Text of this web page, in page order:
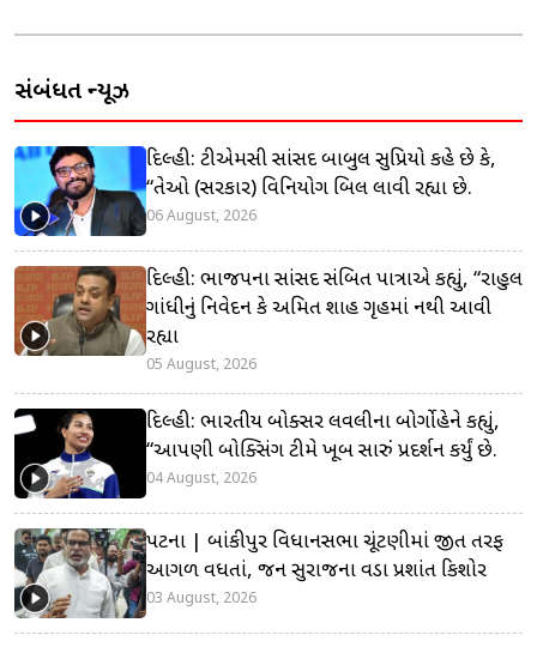
સંબંધિત ન્યૂઝ
દિલ્હી: ટીએમસી સાંસદ બાબુલ સુપ્રિયો કહે છે કે,
“તેઓ (સરકાર) વિનિયોગ બિલ લાવી રહ્યા છે.
06 August, 2026
દિલ્હી: ભાજપના સાંસદ સંબિત પાત્રાએ કહ્યું, “રાહુલ
ગાંધીનું નિવેદન કે અમિત શાહ ગૃહમાં નથી આવી
રહ્યા
05 August, 2026
દિલ્હી: ભારતીય બોક્સર લવલીના બોર્ગોહેને કહ્યું,
“આપણી બોક્સિંગ ટીમે ખૂબ સારું પ્રદર્શન કર્યું છે.
04 August, 2026
પટના | બાંકીપુર વિધાનસભા ચૂંટણીમાં જીત તરફ
આગળ વધતાં, જન સુરાજના વડા પ્રશાંત કિશોર
03 August, 2026